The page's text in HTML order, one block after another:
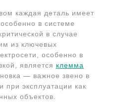
каждая деталь имеет
в системе
в случае
из ключевых
особенно в
является клемма
— важное звено в
при эксплуатации как
объектов.